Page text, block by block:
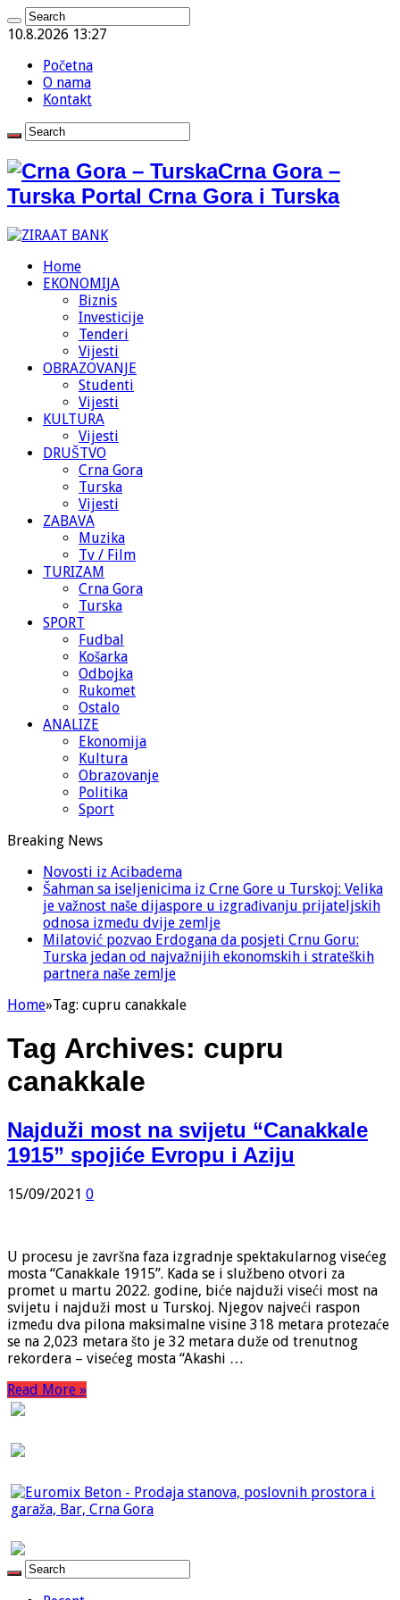
10.8.2026 13:27
Početna
O nama
Kontakt
Crna Gora –
Turska Portal Crna Gora i Turska
Home
EKONOMIJA
Biznis
Investicije
Tenderi
Vijesti
OBRAZOVANJE
Studenti
Vijesti
KULTURA
Vijesti
DRUŠTVO
Crna Gora
Turska
Vijesti
ZABAVA
Muzika
Tv / Film
TURIZAM
Crna Gora
Turska
SPORT
Fudbal
Košarka
Odbojka
Rukomet
Ostalo
ANALIZE
Ekonomija
Kultura
Obrazovanje
Politika
Sport
Breaking News
Novosti iz Acibadema
Šahman sa iseljenicima iz Crne Gore u Turskoj: Velika
je važnost naše dijaspore u izgrađivanju prijateljskih
odnosa između dvije zemlje
Milatović pozvao Erdogana da posjeti Crnu Goru:
Turska jedan od najvažnijih ekonomskih i strateških
partnera naše zemlje
Home»Tag: cupru canakkale
Tag Archives: cupru
canakkale
Najduži most na svijetu “Canakkale
1915” spojiće Evropu i Aziju
15/09/2021 0
U procesu je završna faza izgradnje spektakularnog visećeg
mosta “Canakkale 1915”. Kada se i službeno otvori za
promet u martu 2022. godine, biće najduži viseći most na
svijetu i najduži most u Turskoj. Njegov najveći raspon
između dva pilona maksimalne visine 318 metara protezaće
se na 2,023 metara što je 32 metara duže od trenutnog
rekordera – visećeg mosta “Akashi …
Read More »